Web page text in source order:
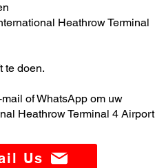
Heathrow Terminal
te doen.
of WhatsApp om uw
Heathrow Terminal 4 Airport
Us